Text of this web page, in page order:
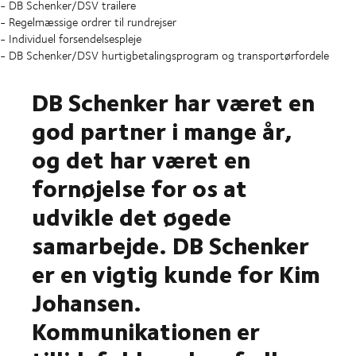
- DB Schenker/DSV trailere
- Regelmæssige ordrer til rundrejser
- Individuel forsendelsespleje
- DB Schenker/DSV hurtigbetalingsprogram og transportørfordele
DB Schenker har været en
god partner i mange år,
og det har været en
fornøjelse for os at
udvikle det øgede
samarbejde. DB Schenker
er en vigtig kunde for Kim
Johansen.
Kommunikationen er